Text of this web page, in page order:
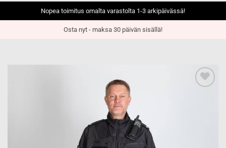
Nopea toimitus omalta varastolta 1-3 arkipäivässä!
Osta nyt - maksa 30 päivän sisällä!